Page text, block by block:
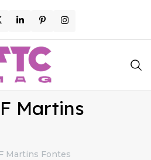
Martins
Martins Fontes